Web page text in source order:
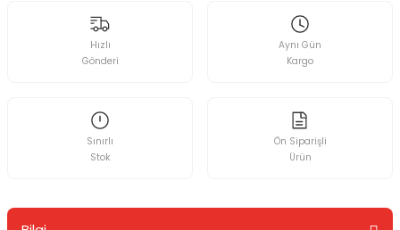
Hızlı
Gönderi
Aynı Gün
Kargo
Sınırlı
Stok
Ön Siparişli
Ürün